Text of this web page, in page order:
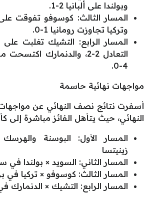
وبولندا على ألبانيا 2-1.
وتركيا تجاوزت رومانيا 1-0.
التعادل 2-2، والدنمارك
4-0.
مواجهات نهائية حاسمة
أسفرت نتائج نصف النهائي عن مواجهات
النهائي، حيث يتأهل الفائز مباشرة إلى
المسار الأول: البوسنة
زينيتسا
المسار الثاني: السويد × بولندا في
المسار الثالث: كوسوفو × تركيا في
المسار الرابع: التشيك × الدنمارك